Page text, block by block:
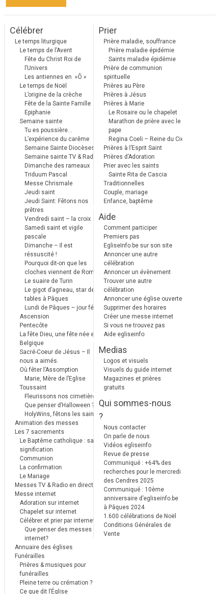
Célébrer
Le temps liturgique
Le temps de l’Avent
Fête du Christ Roi de
l’Univers
Les antiennes en »Ô »
Le temps de Noël
L’origine de la crèche
Fête de la Sainte Famille
Epiphanie
Semaine sainte
Tu es poussière…
L’expérience du carême
Semaine Sainte Diocèses
Semaine sainte TV & Radio
Dimanche des rameaux
Triduum Pascal
Messe Chrismale
Jeudi saint
Jeudi Saint: Fêtons nos
prêtres
Vendredi saint – la croix
Samedi saint et vigile
pascale
Dimanche – Il est
réssuscité !
Pourquoi dit-on que les
cloches viennent de Rome ?
Le suaire de Turin
Le gigot d’agneau, star des
tables à Pâques
Lundi de Pâques – jour férié
Ascension
Pentecôte
La fête Dieu, une fête née en
Belgique
Sacré-Coeur de Jésus – Il
nous a aimés.
Où fêter l’Assomption
Marie, Mère de l’Eglise
Toussaint
Fleurissons nos cimetières
Que penser d’Halloween ?
HolyWins, fêtons les saints !
Animation des messes
Les 7 sacrements
Le Baptême catholique : sa
signification
Communion
La confirmation
Le Mariage
Messes TV & Radio en direct
Messe internet
Adoration sur internet
Chapelet sur internet
Célébrer et prier par internet
Que penser des messes
internet?
Annuaire des églises
Funérailles
Prières & musiques pour
funérailles
Pleine terre ou crémation ?
Ce que dit l’Église
Prier
Prière maladie, souffrance
Prière maladie épidémie
Saints maladie épidémie
Prière de communion
spirituelle
Prières au Père
Prières à Jésus
Prières à Marie
Le Rosaire ou le chapelet
Marathon de prière avec le
pape
Regina Coeli – Reine du Ciel
Prières à l’Esprit Saint
Prières d’Adoration
Prier avec les saints
Sainte Rita de Cascia
Traditionnelles
Couple, mariage
Enfance, baptême
Aide
Comment participer
Premiers pas
EgliseInfo.be sur son site
Annoncer une autre
célébration
Annoncer un évènement
Trouver une autre
célébration
Annoncer une église ouverte
Supprimer des horaires
Créer une messe internet
Si vous ne trouvez pas
Aide egliseinfo
Medias
Logos et visuels
Visuels du guide internet
Magazines et prières
gratuits
Qui sommes-nous
?
Nous contacter
On parle de nous
Vidéos egliseinfo
Revue de presse
Communiqué : +64% des
recherches pour le mercredi
des Cendres 2025
Communiqué : 10ème
anniversaire d’egliseinfo.be
à Pâques 2024
1.600 célébrations de Noël
Conditions Générales de
Vente